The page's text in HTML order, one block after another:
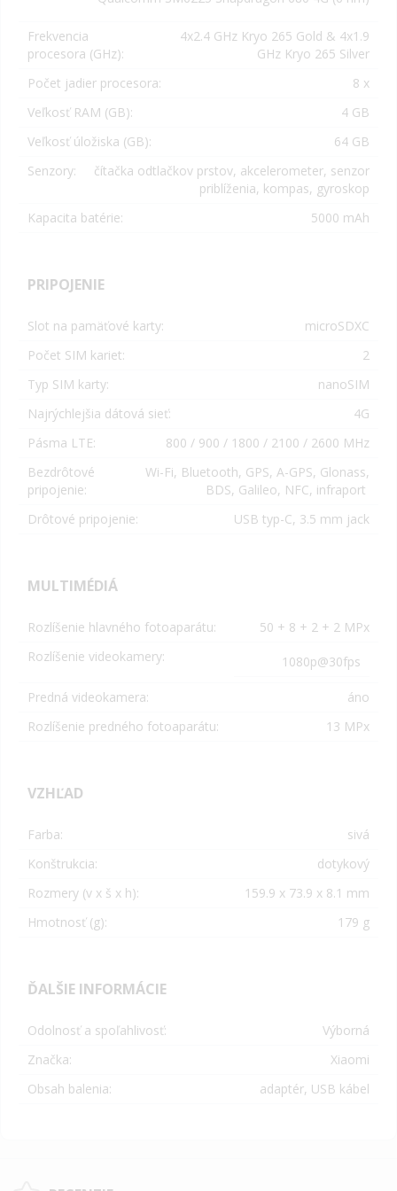
Frekvencia
procesora (GHz):
4x2.4 GHz Kryo 265 Gold & 4x1.9
GHz Kryo 265 Silver
Počet jadier procesora:
8 x
Veľkosť RAM (GB):
4 GB
Veľkosť úložiska (GB):
64 GB
Senzory:
čítačka odtlačkov prstov, akcelerometer, senzor
priblíženia, kompas, gyroskop
Kapacita batérie:
5000 mAh
PRIPOJENIE
Slot na pamäťové karty:
microSDXC
Počet SIM kariet:
2
Typ SIM karty:
nanoSIM
Najrýchlejšia dátová sieť:
4G
Pásma LTE:
800 / 900 / 1800 / 2100 / 2600 MHz
Bezdrôtové
pripojenie:
Wi-Fi, Bluetooth, GPS, A-GPS, Glonass,
BDS, Galileo, NFC, infraport
Drôtové pripojenie:
USB typ-C, 3.5 mm jack
MULTIMÉDIÁ
Rozlíšenie hlavného fotoaparátu:
50 + 8 + 2 + 2 MPx
Rozlíšenie videokamery:
1080p@30fps
Predná videokamera:
áno
Rozlíšenie predného fotoaparátu:
13 MPx
VZHĽAD
Farba:
sivá
Konštrukcia:
dotykový
Rozmery (v x š x h):
159.9 x 73.9 x 8.1 mm
Hmotnosť (g):
179 g
ĎALŠIE INFORMÁCIE
Odolnosť a spoľahlivosť:
Výborná
Značka:
Xiaomi
Obsah balenia:
adaptér, USB kábel